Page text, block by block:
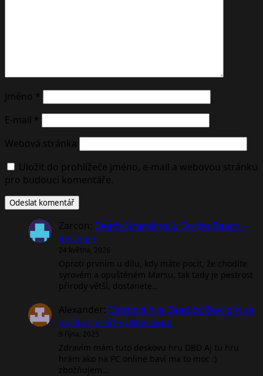
Jméno *
E-mail *
Webová stránka
Uložit do prohlížeče jméno, e-mail a webovou stránku
pro budoucí komentáře.
Zarcon: Death Stranding 2: On the Beach –
Recenze
24 května, 2026
Oproti prvním u dílu, kdy máte pocit, že chodíte
syrovém a opuštěném Marsu, tak tady je pestrost
přírody větší, dostanete…
Alexander: Desková hra Dead by Daylight se
dočká rozšíření Malicious
9 října, 2025
Zdravím mám tuto deskovu hru DBD Aj tu hru
hrám ako na PC online baví ma to moc :)
zbožňujem…